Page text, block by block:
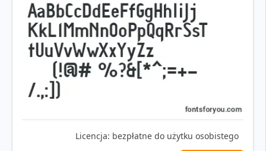
Licencja: bezpłatne do użytku osobistego